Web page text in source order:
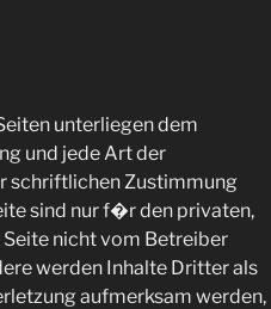
unterliegen dem
und jede Art der
schriftlichen Zustimmung
sind nur f�r den privaten,
nicht vom Betreiber
werden Inhalte Dritter als
aufmerksam werden,